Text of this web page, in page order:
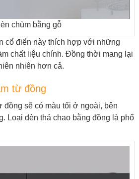
chùm bằng gỗ
cổ điển này thích hợp với những
chất liệu chính. Đồng thời mang lại
nhiên hơn cả.
từ đồng
đồng sẽ có màu tối ở ngoài, bên
Loại đèn thả chao bằng đồng là phổ